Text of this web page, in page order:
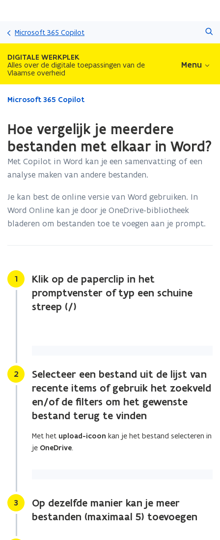
inhoud
Microsoft 365 Copilot
DIGITALE WERKPLEK
Alles over de digitale toepassingen van de
Vlaamse overheid
Menu
Gedaan
bevindt
zich
op:
Hoe
vergelijk
meerdere
bestanden
met
Microsoft 365 Copilot
Hoe vergelijk je meerdere
bestanden met elkaar in Word?
Met Copilot in Word kan je een samenvatting of een
analyse maken van andere bestanden.
Je kan best de online versie van Word gebruiken. In
Word Online kan je door je OneDrive-bibliotheek
bladeren om bestanden toe te voegen aan je prompt.
Stap
1
Klik op de paperclip in het
promptvenster of typ een schuine
streep (/)
Stap
2
Selecteer een bestand uit de lijst van
recente items of gebruik het zoekveld
en/of de filters om het gewenste
bestand terug te vinden
Met het upload-icoon kan je het bestand selecteren in
je OneDrive.
Stap
3
Op dezelfde manier kan je meer
bestanden (maximaal 5) toevoegen